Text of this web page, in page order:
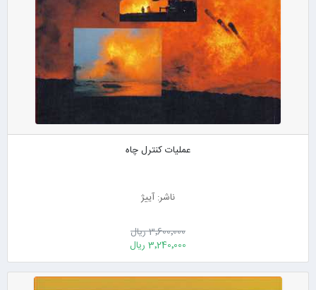
عملیات کنترل چاه
ناشر: آییژ
3٬600٬000 ریال
3٬240٬000 ریال